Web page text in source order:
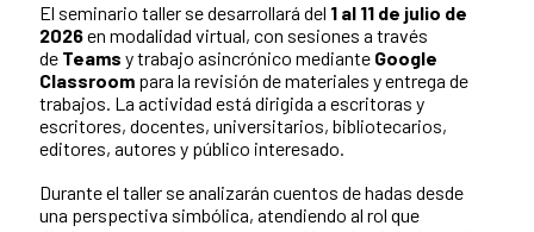
El seminario taller se desarrollará del 1 al 11 de julio de
2026en modalidad virtual, con sesiones a través
de Teams y trabajo asincrónico mediante Google
Classroom para la revisión de materiales y entrega de
trabajos. La actividad está dirigida a escritoras y
escritores, docentes, universitarios, bibliotecarios,
editores, autores y público interesado.
Durante el taller se analizarán cuentos de hadas desde
una perspectiva simbólica, atendiendo al rol que